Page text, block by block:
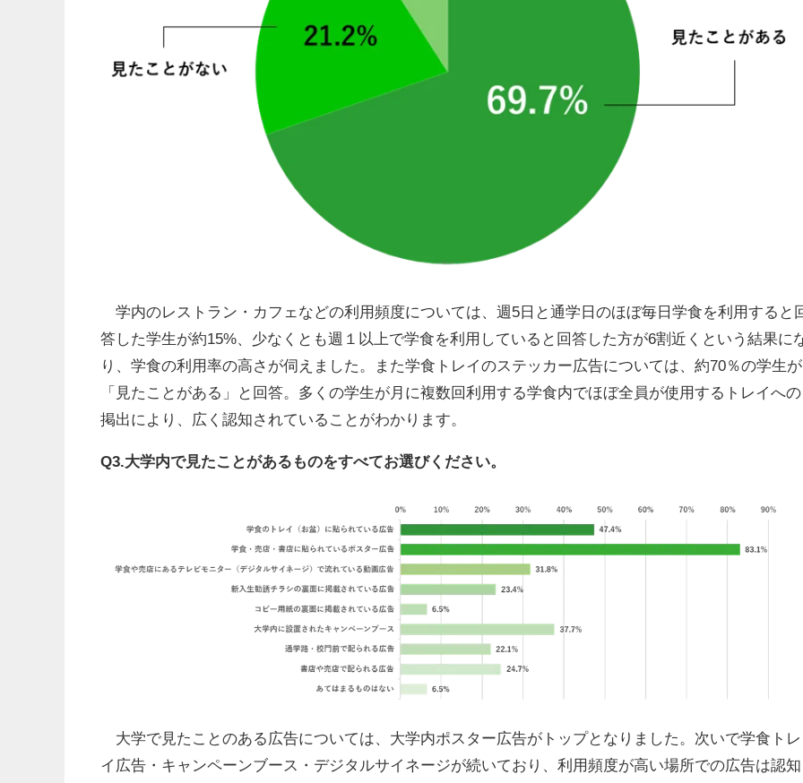
学内のレストラン・カフェなどの利用頻度については、週5日と通学日のほぼ毎日学食を利用すると
答した学生が約15%、少なくとも週１以上で学食を利用していると回答した方が6割近くという結果に
り、学食の利用率の高さが伺えました。また学食トレイのステッカー広告については、約70％の学生が
「見たことがある」と回答。多くの学生が月に複数回利用する学食内でほぼ全員が使用するトレイへの
掲出により、広く認知されていることがわかります。
Q3.大学内で見たことがあるものをすべてお選びください。
大学で見たことのある広告については、大学内ポスター広告がトップとなりました。次いで学食トレ
イ広告・キャンペーンブース・デジタルサイネージが続いており、利用頻度が高い場所での広告は認知